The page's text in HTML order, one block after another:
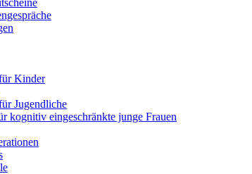
Kinder
Jugendliche
kognitiv eingeschränkte junge Frauen